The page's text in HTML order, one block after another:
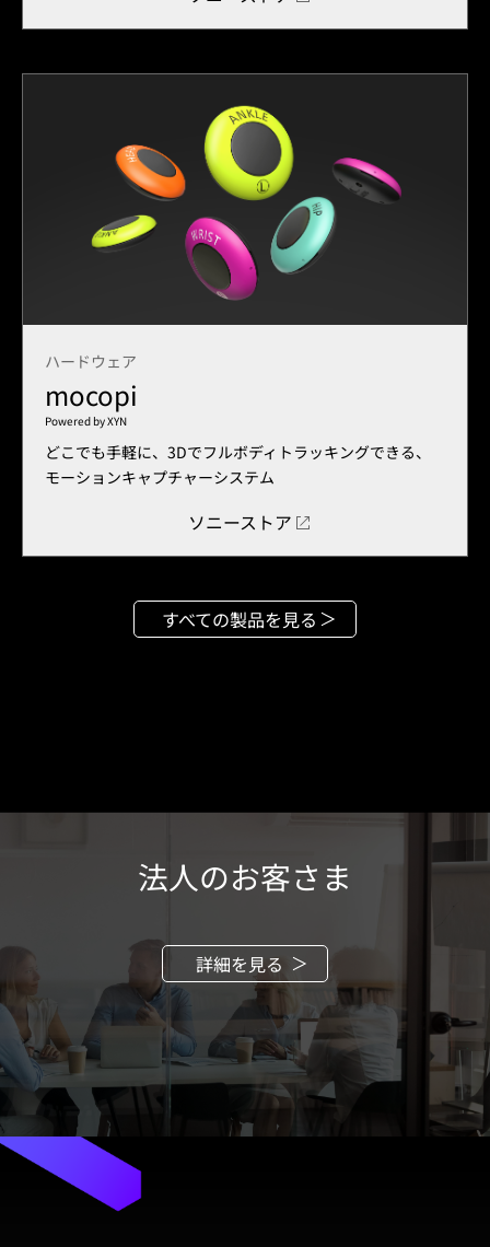
ハードウェア
mocopi
Powered by XYN
どこでも手軽に、3Dでフルボディトラッキングできる、
モーションキャプチャーシステム
ソニーストア
すべての製品を見る
法人のお客さま
詳細を見る